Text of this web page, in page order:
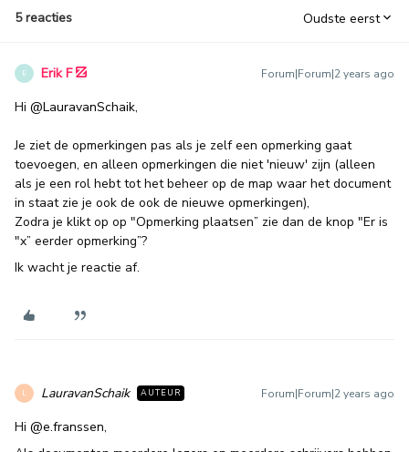
5 reacties Oudste eerst
E Erik F Forum|Forum|2 years ago
Hi @LauravanSchaik,
Je ziet de opmerkingen pas als je zelf een opmerking gaat
toevoegen, en alleen opmerkingen die niet 'nieuw' zijn (alleen
als je een rol hebt tot het beheer op de map waar het document
in staat zie je ook de ook de nieuwe opmerkingen),
Zodra je klikt op op "Opmerking plaatsen” zie dan de knop "Er is
"x” eerder opmerking”?
Ik wacht je reactie af.
L LauravanSchaik AUTEUR Forum|Forum|2 years ago
Hi @e.franssen,